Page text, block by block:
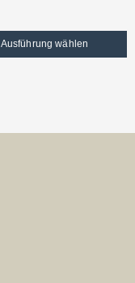
Ausführung wählen